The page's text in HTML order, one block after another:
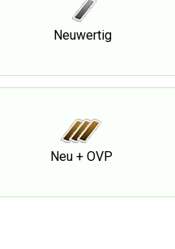
Neuwertig
Neu + OVP